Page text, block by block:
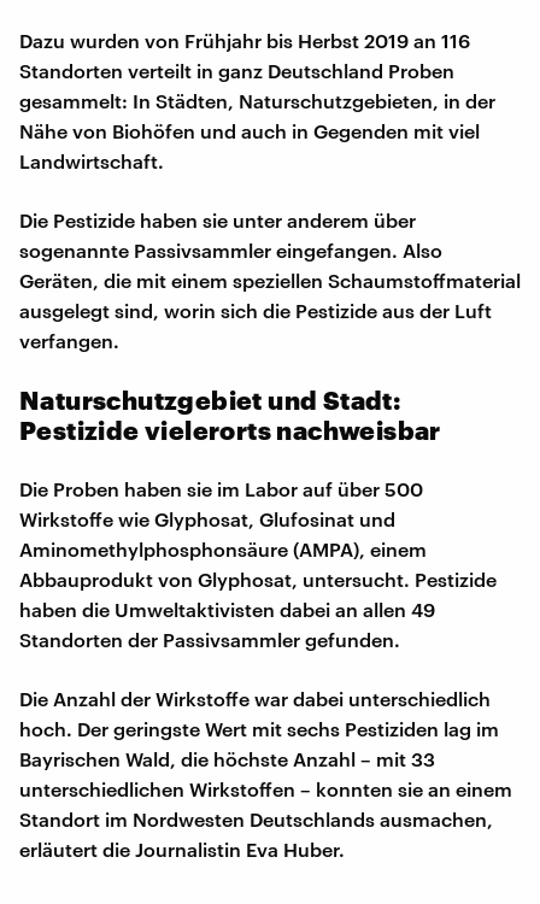
Dazu wurden von Frühjahr bis Herbst 2019 an 116
Standorten verteilt in ganz Deutschland Proben
gesammelt: In Städten, Naturschutzgebieten, in der
Nähe von Biohöfen und auch in Gegenden mit viel
Landwirtschaft.
Die Pestizide haben sie unter anderem über
sogenannte Passivsammler eingefangen. Also
Geräten, die mit einem speziellen Schaumstoffmaterial
ausgelegt sind, worin sich die Pestizide aus der Luft
verfangen.
Naturschutzgebiet und Stadt:
Pestizide vielerorts nachweisbar
Die Proben haben sie im Labor auf über 500
Wirkstoffe wie Glyphosat, Glufosinat und
Aminomethylphosphonsäure (AMPA), einem
Abbauprodukt von Glyphosat, untersucht. Pestizide
haben die Umweltaktivisten dabei an allen 49
Standorten der Passivsammler gefunden.
Die Anzahl der Wirkstoffe war dabei unterschiedlich
hoch. Der geringste Wert mit sechs Pestiziden lag im
Bayrischen Wald, die höchste Anzahl – mit 33
unterschiedlichen Wirkstoffen – konnten sie an einem
Standort im Nordwesten Deutschlands ausmachen,
erläutert die Journalistin Eva Huber.